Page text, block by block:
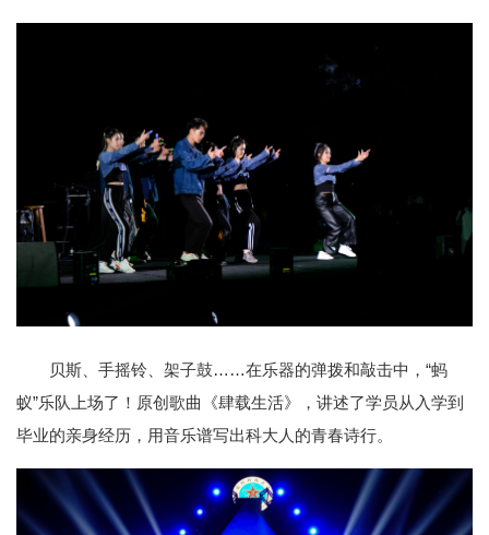
贝斯、手摇铃、架子鼓……在乐器的弹拨和敲击中，“蚂
蚁”乐队上场了！原创歌曲《肆载生活》，讲述了学员从入学到
毕业的亲身经历，用音乐谱写出科大人的青春诗行。